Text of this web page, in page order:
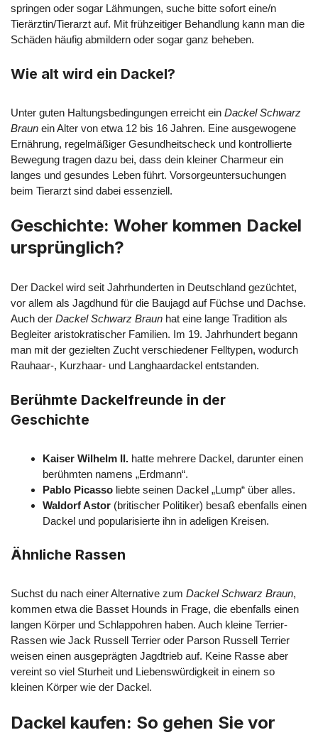
springen oder sogar Lähmungen, suche bitte sofort eine/n
Tierärztin/Tierarzt auf. Mit frühzeitiger Behandlung kann man die
Schäden häufig abmildern oder sogar ganz beheben.
Wie alt wird ein Dackel?
Unter guten Haltungsbedingungen erreicht ein Dackel Schwarz
Braun ein Alter von etwa 12 bis 16 Jahren. Eine ausgewogene
Ernährung, regelmäßiger Gesundheitscheck und kontrollierte
Bewegung tragen dazu bei, dass dein kleiner Charmeur ein
langes und gesundes Leben führt. Vorsorgeuntersuchungen
beim Tierarzt sind dabei essenziell.
Geschichte: Woher kommen Dackel
ursprünglich?
Der Dackel wird seit Jahrhunderten in Deutschland gezüchtet,
vor allem als Jagdhund für die Baujagd auf Füchse und Dachse.
Auch der Dackel Schwarz Braun hat eine lange Tradition als
Begleiter aristokratischer Familien. Im 19. Jahrhundert begann
man mit der gezielten Zucht verschiedener Felltypen, wodurch
Rauhaar-, Kurzhaar- und Langhaardackel entstanden.
Berühmte Dackelfreunde in der
Geschichte
Kaiser Wilhelm II. hatte mehrere Dackel, darunter einen
berühmten namens „Erdmann“.
Pablo Picasso liebte seinen Dackel „Lump“ über alles.
Waldorf Astor (britischer Politiker) besaß ebenfalls einen
Dackel und popularisierte ihn in adeligen Kreisen.
Ähnliche Rassen
Suchst du nach einer Alternative zum Dackel Schwarz Braun,
kommen etwa die Basset Hounds in Frage, die ebenfalls einen
langen Körper und Schlappohren haben. Auch kleine Terrier-
Rassen wie Jack Russell Terrier oder Parson Russell Terrier
weisen einen ausgeprägten Jagdtrieb auf. Keine Rasse aber
vereint so viel Sturheit und Liebenswürdigkeit in einem so
kleinen Körper wie der Dackel.
Dackel kaufen: So gehen Sie vor